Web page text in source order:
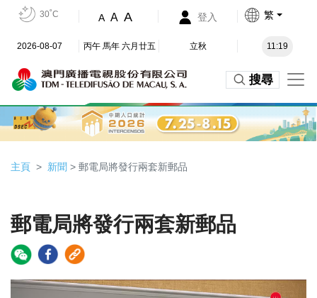
30˚C A A A 登入 繁
2026-08-07 丙午 馬年 六月廿五 立秋 11:19
搜尋
主頁 新聞 > 郵電局將發行兩套新郵品
郵電局將發行兩套新郵品
Video